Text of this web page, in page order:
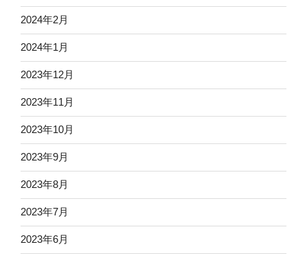
2024年2月
2024年1月
2023年12月
2023年11月
2023年10月
2023年9月
2023年8月
2023年7月
2023年6月